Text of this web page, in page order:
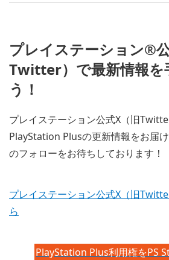
プレイステーション®
Twitter）で最新情報を
う！
プレイステーション公式X（旧
PlayStation Plusの更新情報をお届
のフォローをお待ちしております！
プレイステーション公式X（旧
ら
PlayStation Plus利用権をPS